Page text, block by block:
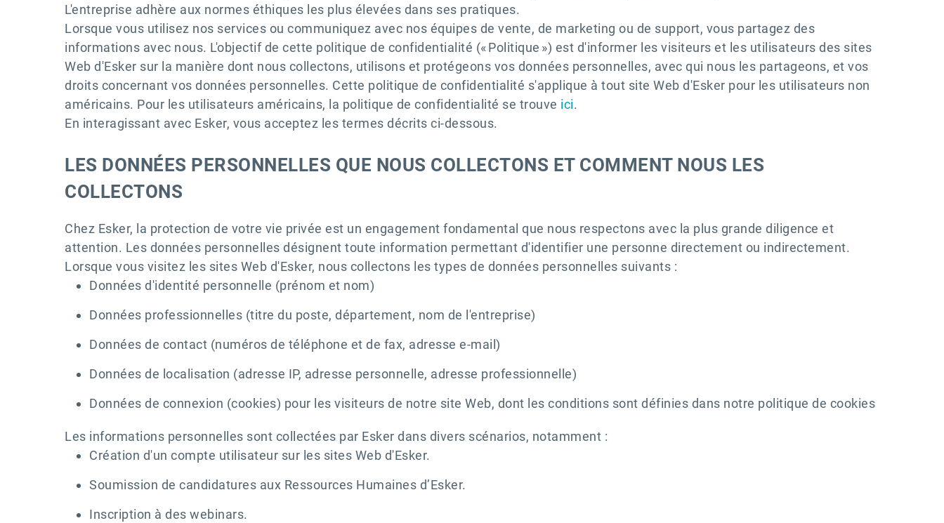
L'entreprise adhère aux normes éthiques les plus élevées dans ses pratiques.
Lorsque vous utilisez nos services ou communiquez avec nos équipes de vente, de marketing ou de support, vous partagez des
informations avec nous. L'objectif de cette politique de confidentialité (« Politique ») est d'informer les visiteurs et les utilisateurs des sites
Web d'Esker sur la manière dont nous collectons, utilisons et protégeons vos données personnelles, avec qui nous les partageons, et vos
droits concernant vos données personnelles. Cette politique de confidentialité s'applique à tout site Web d'Esker pour les utilisateurs non
américains. Pour les utilisateurs américains, la politique de confidentialité se trouve ici.
En interagissant avec Esker, vous acceptez les termes décrits ci-dessous.
LES DONNÉES PERSONNELLES QUE NOUS COLLECTONS ET COMMENT NOUS LES
COLLECTONS
Chez Esker, la protection de votre vie privée est un engagement fondamental que nous respectons avec la plus grande diligence et
attention. Les données personnelles désignent toute information permettant d'identifier une personne directement ou indirectement.
Lorsque vous visitez les sites Web d'Esker, nous collectons les types de données personnelles suivants :
Données d'identité personnelle (prénom et nom)
Données professionnelles (titre du poste, département, nom de l'entreprise)
Données de contact (numéros de téléphone et de fax, adresse e-mail)
Données de localisation (adresse IP, adresse personnelle, adresse professionnelle)
Données de connexion (cookies) pour les visiteurs de notre site Web, dont les conditions sont définies dans notre politique de cookies
Les informations personnelles sont collectées par Esker dans divers scénarios, notamment :
Création d'un compte utilisateur sur les sites Web d'Esker.
Soumission de candidatures aux Ressources Humaines d’Esker.
Inscription à des webinars.